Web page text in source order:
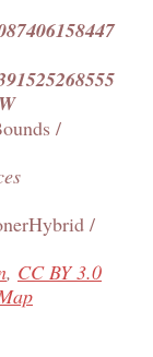
/
/
, CC BY 3.0